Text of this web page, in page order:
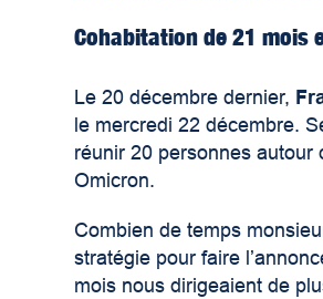
Cohabitation de 21 mois
Le 20 décembre dernier,
le mercredi 22 décembre.
réunir 20 personnes autour
Omicron.
Combien de temps
stratégie pour faire
mois nous dirigeaient de